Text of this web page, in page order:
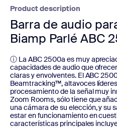
Product description
Barra de audio
Biamp Parlé ABC
ⓘ La ABC 2500a es muy
capacidades de audio que
claras y envolventes. El ABC
Beamtracking™, altavoces
procesamiento de la señal muy
Zoom Rooms, sólo tiene que
una cámara de su elección, y su
estar en funcionamiento en
características principales